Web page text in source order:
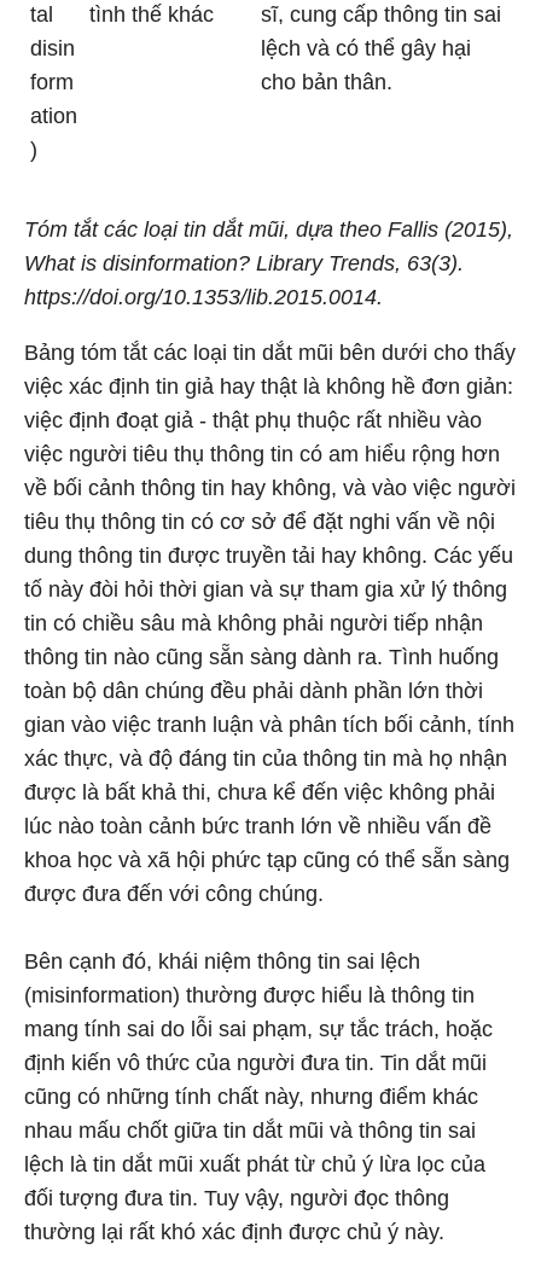
tal
disin
form
ation
)
tình thế khác
sĩ, cung cấp thông tin sai
lệch và có thể gây hại
cho bản thân.
Tóm tắt các loại tin dắt mũi, dựa theo Fallis (2015),
What is disinformation? Library Trends, 63(3).
https://doi.org/10.1353/lib.2015.0014.
Bảng tóm tắt các loại tin dắt mũi bên dưới cho thấy
việc xác định tin giả hay thật là không hề đơn giản:
việc định đoạt giả - thật phụ thuộc rất nhiều vào
việc người tiêu thụ thông tin có am hiểu rộng hơn
về bối cảnh thông tin hay không, và vào việc người
tiêu thụ thông tin có cơ sở để đặt nghi vấn về nội
dung thông tin được truyền tải hay không. Các yếu
tố này đòi hỏi thời gian và sự tham gia xử lý thông
tin có chiều sâu mà không phải người tiếp nhận
thông tin nào cũng sẵn sàng dành ra. Tình huống
toàn bộ dân chúng đều phải dành phần lớn thời
gian vào việc tranh luận và phân tích bối cảnh, tính
xác thực, và độ đáng tin của thông tin mà họ nhận
được là bất khả thi, chưa kể đến việc không phải
lúc nào toàn cảnh bức tranh lớn về nhiều vấn đề
khoa học và xã hội phức tạp cũng có thể sẵn sàng
được đưa đến với công chúng.
Bên cạnh đó, khái niệm thông tin sai lệch
(misinformation) thường được hiểu là thông tin
mang tính sai do lỗi sai phạm, sự tắc trách, hoặc
định kiến vô thức của người đưa tin. Tin dắt mũi
cũng có những tính chất này, nhưng điểm khác
nhau mấu chốt giữa tin dắt mũi và thông tin sai
lệch là tin dắt mũi xuất phát từ chủ ý lừa lọc của
đối tượng đưa tin. Tuy vậy, người đọc thông
thường lại rất khó xác định được chủ ý này.